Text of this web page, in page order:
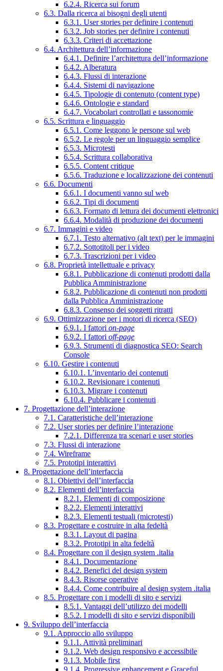
6.2.4. Ricerca sui forum
6.3. Dalla ricerca ai bisogni degli utenti
6.3.1. User stories per definire i contenuti
6.3.2. Job stories per definire i contenuti
6.3.3. Criteri di accettazione
6.4. Architettura dell’informazione
6.4.1. Definire l’architettura dell’informazione
6.4.2. Alberatura
6.4.3. Flussi di interazione
6.4.4. Sistemi di navigazione
6.4.5. Tipologie di contenuto (content type)
6.4.6. Ontologie e standard
6.4.7. Vocabolari controllati e tassonomie
6.5. Scrittura e linguaggio
6.5.1. Come leggono le persone sul web
6.5.2. Le regole per un linguaggio semplice
6.5.3. Microtesti
6.5.4. Scrittura collaborativa
6.5.5. Content critique
6.5.6. Traduzione e localizzazione dei contenuti
6.6. Documenti
6.6.1. I documenti vanno sul web
6.6.2. Tipi di documenti
6.6.3. Formato di lettura dei documenti elettronici
6.6.4. Modalità di produzione dei documenti
6.7. Immagini e video
6.7.1. Testo alternativo (alt text) per le immagini
6.7.2. Sottotitoli per i video
6.7.3. Trascrizioni per i video
6.8. Proprietà intellettuale e privacy
6.8.1. Pubblicazione di contenuti prodotti dalla
Pubblica Amministrazione
6.8.2. Pubblicazione di contenuti non prodotti
dalla Pubblica Amministrazione
6.8.3. Consenso dei soggetti ritratti
6.9. Ottimizzazione per i motori di ricerca (SEO)
6.9.1. I fattori on-page
6.9.2. I fattori off-page
6.9.3. Strumenti di diagnostica SEO: Search
Console
6.10. Gestire i contenuti
6.10.1. L’inventario dei contenuti
6.10.2. Revisionare i contenuti
6.10.3. Migrare i contenuti
6.10.4. Pubblicare i contenuti
7. Progettazione dell’interazione
7.1. Caratteristiche dell’interazione
7.2. User stories per definire l’interazione
7.2.1. Differenza tra scenari e user stories
7.3. Flussi di interazione
7.4. Wireframe
7.5. Prototipi interattivi
8. Progettazione dell’interfaccia
8.1. Obiettivi dell’interfaccia
8.2. Elementi dell’interfaccia
8.2.1. Elementi di composizione
8.2.2. Elementi interattivi
8.2.3. Elementi testuali (microtesti)
8.3. Progettare e costruire in alta fedeltà
8.3.1. Layout di pagina
8.3.2. Prototipi in alta fedeltà
8.4. Progettare con il design system .italia
8.4.1. Documentazione
8.4.2. Benefici del design system
8.4.3. Risorse operative
8.4.4. Come contribuire al design system .italia
8.5. Progettare con i modelli di sito e servizi
8.5.1. Vantaggi dell’utilizzo dei modelli
8.5.2. I modelli di sito e servizi disponibili
9. Sviluppo dell’interfaccia
9.1. Approccio allo sviluppo
9.1.1. Attività preliminari
9.1.2. Web design responsivo e accessibile
9.1.3. Mobile first
9.1.4. Progressive enhancement e Graceful